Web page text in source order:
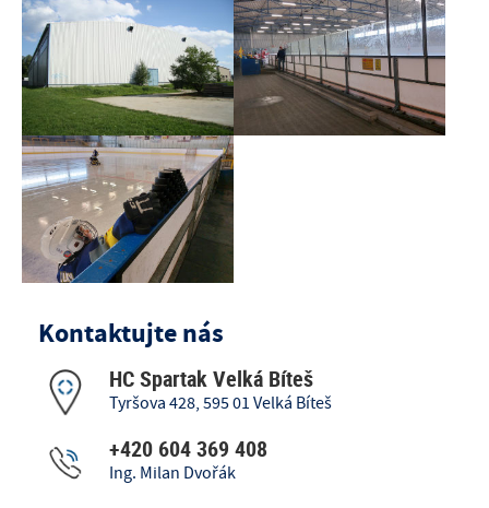
Kontaktujte nás
HC Spartak Velká Bíteš
Tyršova 428, 595 01 Velká Bíteš
+420 604 369 408
Ing. Milan Dvořák